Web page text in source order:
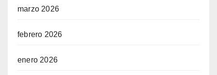
marzo 2026
febrero 2026
enero 2026